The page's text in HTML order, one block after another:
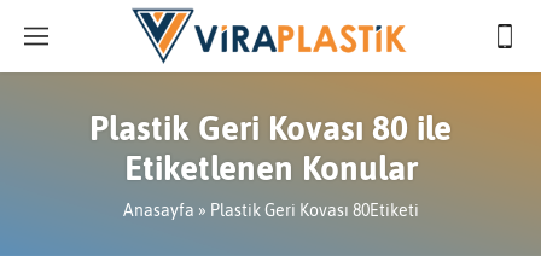
Plastik Geri Kovası 80 ile
Etiketlenen Konular
Anasayfa » Plastik Geri Kovası 80Etiketi